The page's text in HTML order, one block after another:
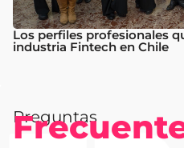
Los perfiles profesionales
industria Fintech en Chile
Preguntas